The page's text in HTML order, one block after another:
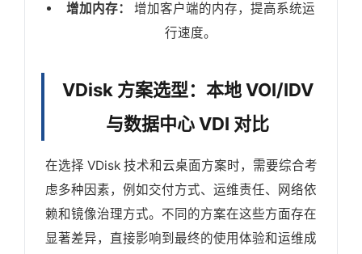
增加内存：
增加客户端的内存，提高系统运
行速度。
VDisk 方案选型：本地 VOI/IDV
与数据中心 VDI 对比
在选择 VDisk 技术和云桌面方案时，需要综合考
虑多种因素，例如交付方式、运维责任、网络依
赖和镜像治理方式。不同的方案在这些方面存在
显著差异，直接影响到最终的使用体验和运维成